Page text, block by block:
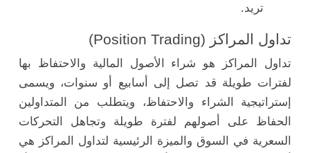
تريد.
تداول المراكز (Position Trading)
تداول المراكز هو شراء الأصول المالية والاحتفاظ بها
لفترات طويلة قد تصل إلى أسابيع أو سنوات، ويسمى
إستراتيجية الشراء والاحتفاظ، ويتطلب من المتداولين
الحفاظ على أصولهم لفترة طويلة وتجاهل التحركات
السعرية في السوق والميزة الرئيسية لتداول المراكز هي